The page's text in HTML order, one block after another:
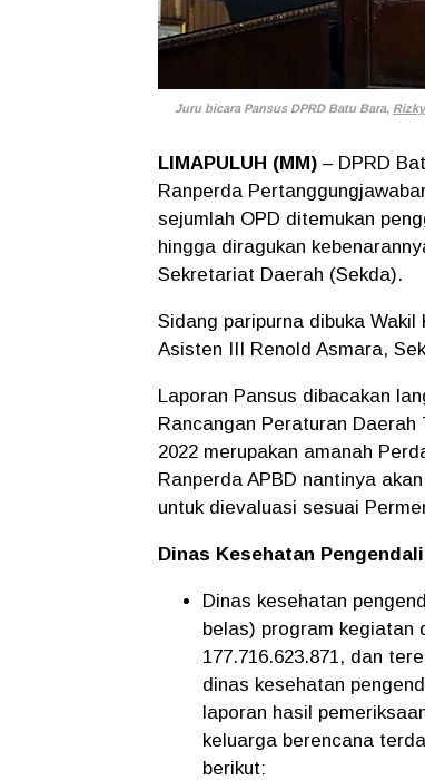
Juru bicara Pansus DPRD Batu Bara,
LIMAPULUH (MM) – DPRD
Ranperda
sejumlah OPD ditemukan
hingga diragukan
Sekretariat Daerah (Sekda).
Sidang paripurna dibuka
Asisten III Renold Asmara,
Laporan Pansus dibacakan
Rancangan Peraturan
2022 merupakan amanah
Ranperda APBD nantinya
untuk dievaluasi sesuai
Dinas Kesehatan
Dinas kesehatan
belas) program kegiatan
177.716.623.871, dan
dinas kesehatan
laporan hasil
keluarga berencana
berikut: